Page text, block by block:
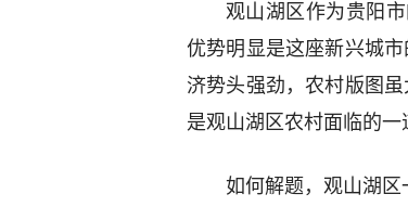
观山湖区作为贵阳
优势明显是这座新兴城
济势头强劲，农村版图
是观山湖区农村面临的一
如何解题，观山湖区